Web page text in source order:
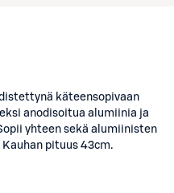
käteensopivaan
anodisoitua alumiinia ja
yhteen sekä alumiinisten
pituus 43cm.